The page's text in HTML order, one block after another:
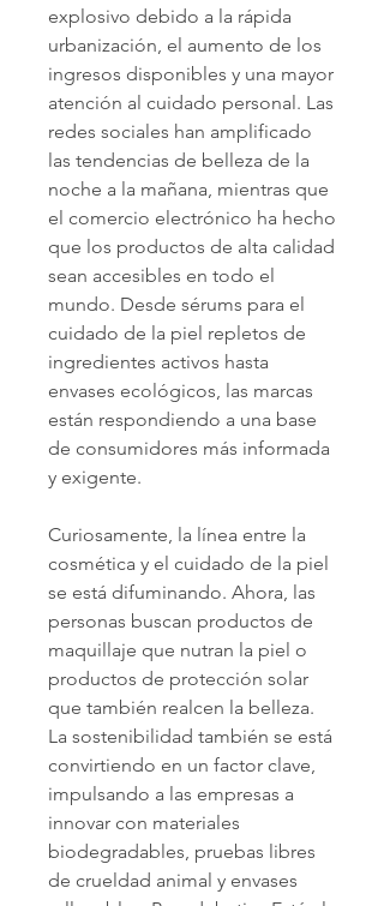
explosivo debido a la rápida
urbanización, el aumento de los
ingresos disponibles y una mayor
atención al cuidado personal. Las
redes sociales han amplificado
las tendencias de belleza de la
noche a la mañana, mientras que
el comercio electrónico ha hecho
que los productos de alta calidad
sean accesibles en todo el
mundo. Desde sérums para el
cuidado de la piel repletos de
ingredientes activos hasta
envases ecológicos, las marcas
están respondiendo a una base
de consumidores más informada
y exigente.
Curiosamente, la línea entre la
cosmética y el cuidado de la piel
se está difuminando. Ahora, las
personas buscan productos de
maquillaje que nutran la piel o
productos de protección solar
que también realcen la belleza.
La sostenibilidad también se está
convirtiendo en un factor clave,
impulsando a las empresas a
innovar con materiales
biodegradables, pruebas libres
de crueldad animal y envases